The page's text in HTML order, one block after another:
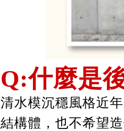
Q:什麼是
清水模沉穩風格近
結構體，也不希望